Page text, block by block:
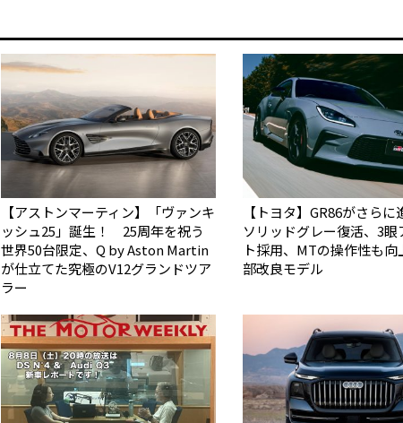
【アストンマーティン】「ヴァンキ
ッシュ25」誕生！ 25周年を祝う
世界50台限定、Q by Aston Martin
が仕立てた究極のV12グランドツア
ラー
【トヨタ】GR86がさら
ソリッドグレー復活、3眼
ト採用、MTの操作性も向
部改良モデル